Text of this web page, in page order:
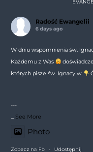
Radość Ewangelii
6 days ago
W dniu wspomnienia św.
Każdemu z Was
których pisze św. Ignacy w
---
See More
Photo
Zobacz na Fb · Udostępnij